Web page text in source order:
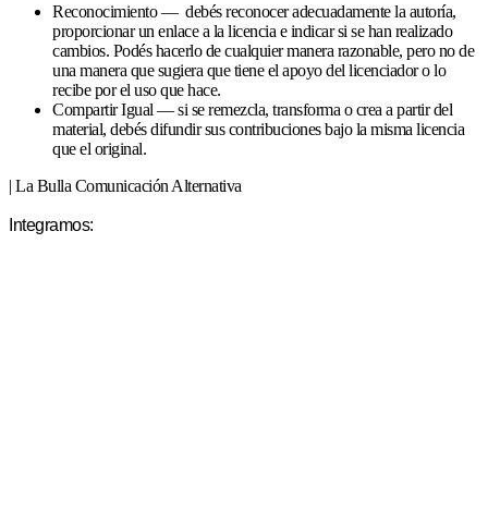
Reconocimiento — debés reconocer adecuadamente la autoría,
proporcionar un enlace a la licencia e indicar si se han realizado
cambios. Podés hacerlo de cualquier manera razonable, pero no de
una manera que sugiera que tiene el apoyo del licenciador o lo
recibe por el uso que hace.
Compartir Igual — si se remezcla, transforma o crea a partir del
material, debés difundir sus contribuciones bajo la misma licencia
que el original.
| La Bulla Comunicación Alternativa
Integramos: